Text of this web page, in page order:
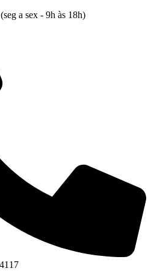
a sex - 9h às 18h)